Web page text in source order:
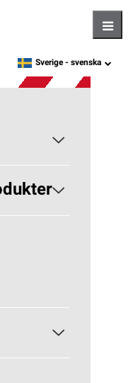
language
Sverige - svenska